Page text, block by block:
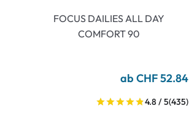
FOCUS DAILIES ALL DAY
COMFORT 90
ab CHF 52.84
4.8 / 5(435)